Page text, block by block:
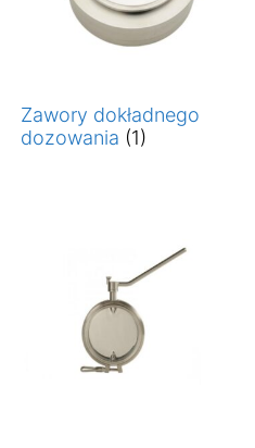
Zawory dokładnego
dozowania (1)